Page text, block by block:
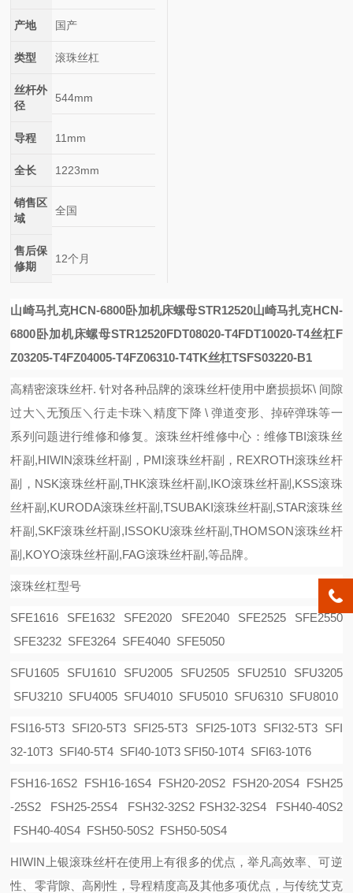
产地 国产
类型 滚珠丝杠
丝杆外
径
544mm
导程 11mm
全长 1223mm
销售区
域
全国
售后保
修期
12个月
山崎马扎克HCN-6800卧加机床螺母STR12520山崎马扎克HCN-
6800卧加机床螺母STR12520FDT08020-T4FDT10020-T4丝杠F
Z03205-T4FZ04005-T4FZ06310-T4TK丝杠TSFS03220-B1
高精密滚珠丝杆. 针对各种品牌的滚珠丝杆使用中磨损损坏\ 间隙
过大＼无预压＼行走卡珠＼精度下降 \ 弹道变形、掉碎弹珠等一
系列问题进行维修和修复。滚珠丝杆维修中心：维修TBI滚珠丝
杆副,HIWIN滚珠丝杆副 ， PMI滚珠丝杆副， REXROTH滚珠丝杆
副
， NSK滚珠丝杆副,THK滚珠丝杆副,IKO滚珠丝杆副,KSS滚珠
丝杆副,KURODA滚珠丝杆副,TSUBAKI滚珠丝杆副,STAR滚珠丝
杆副,SKF滚珠丝杆副,ISSOKU滚珠丝杆副,THOMSON滚珠丝杆
副,KOYO滚珠丝杆副,FAG滚珠丝杆副,等品牌。
滚珠丝杠型号
SFE1616 SFE1632 SFE2020 SFE2040 SFE2525 SFE2550
SFE3232 SFE3264 SFE4040 SFE5050
SFU1605 SFU1610 SFU2005 SFU2505 SFU2510 SFU3205
SFU3210 SFU4005 SFU4010 SFU5010 SFU6310 SFU8010
FSI16-5T3 SFI20-5T3 SFI25-5T3 SFI25-10T3 SFI32-5T3 SFI
32-10T3 SFI40-5T4 SFI40-10T3 SFI50-10T4 SFI63-10T6
FSH16-16S2 FSH16-16S4 FSH20-20S2 FSH20-20S4 FSH25
-25S2 FSH25-25S4 FSH32-32S2 FSH32-32S4 FSH40-40S2
FSH40-40S4 FSH50-50S2 FSH50-50S4
HIWIN上银滚珠丝杆在使用上有很多的优点，举凡高效率、可逆
性、零背隙、高刚性，导程精度高及其他多项优点，与传统艾克